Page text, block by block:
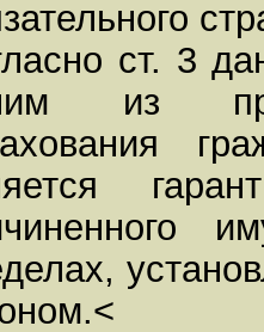
ст. 3
из